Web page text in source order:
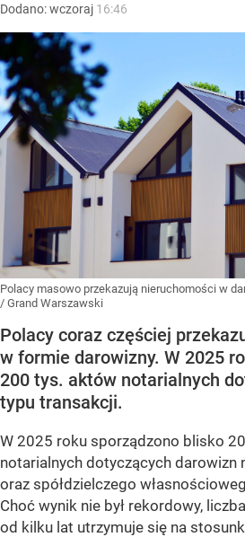
Dodano:wczoraj 16:46
Polacy masowo przekazują nieruchomości w
/ Grand Warszawski
Polacy coraz częściej
w formie darowizny. W 2025
200 tys. aktów notarialnych
typu transakcji.
W 2025 roku sporządzono blisko
notarialnych dotyczących darowizn
oraz spółdzielczego
Choć wynik nie był rekordowy,
od kilku lat utrzymuje się na